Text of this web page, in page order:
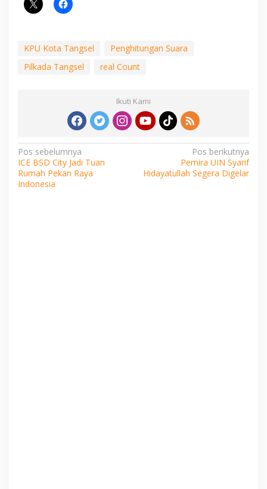
KPU Kota Tangsel
Penghitungan Suara
Pilkada Tangsel
real Count
Ikuti Kami
Navigasi
pos
Pos sebelumnya
ICE BSD City Jadi Tuan
Rumah Pekan Raya
Indonesia
Pos berikutnya
Pemira UIN Syarif
Hidayatullah Segera Digelar